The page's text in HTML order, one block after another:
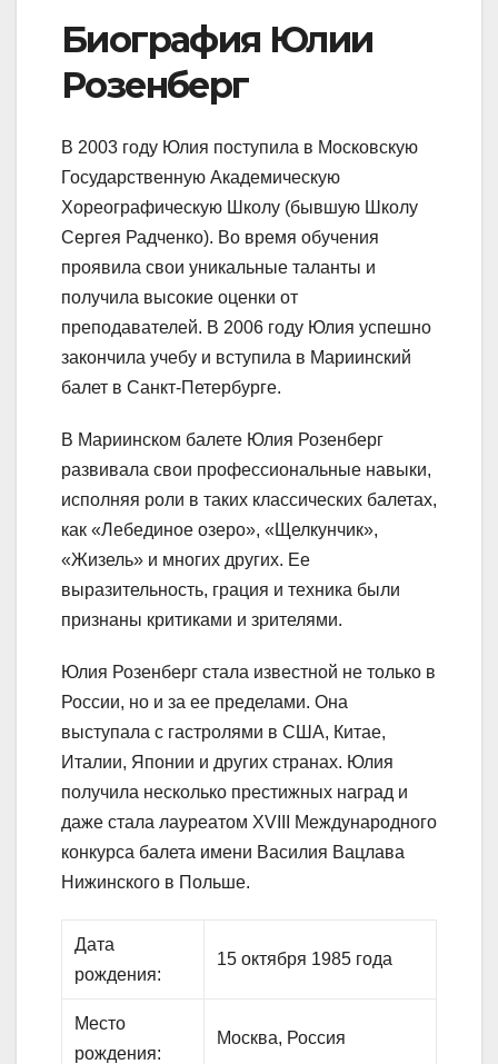
Биография Юлии
Розенберг
В 2003 году Юлия поступила в Московскую
Государственную Академическую
Хореографическую Школу (бывшую Школу
Сергея Радченко). Во время обучения
проявила свои уникальные таланты и
получила высокие оценки от
преподавателей. В 2006 году Юлия успешно
закончила учебу и вступила в Мариинский
балет в Санкт-Петербурге.
В Мариинском балете Юлия Розенберг
развивала свои профессиональные навыки,
исполняя роли в таких классических балетах,
как «Лебединое озеро», «Щелкунчик»,
«Жизель» и многих других. Ее
выразительность, грация и техника были
признаны критиками и зрителями.
Юлия Розенберг стала известной не только в
России, но и за ее пределами. Она
выступала с гастролями в США, Китае,
Италии, Японии и других странах. Юлия
получила несколько престижных наград и
даже стала лауреатом XVIII Международного
конкурса балета имени Василия Вацлава
Нижинского в Польше.
Дата
рождения:
15 октября 1985 года
Место
рождения:
Москва, Россия